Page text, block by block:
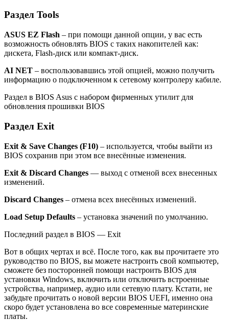
Раздел Tools
ASUS EZ Flash – при помощи данной опции, у вас есть
возможность обновлять BIOS с таких накопителей как:
дискета, Flash-диск или компакт-диск.
AI NET – воспользовавшись этой опцией, можно получить
информацию о подключенном к сетевому контролеру кабиле.
Раздел в BIOS Asus с набором фирменных утилит для
обновления прошивки BIOS
Раздел Exit
Exit & Save Changes (F10) – используется, чтобы выйти из
BIOS сохранив при этом все внесённые изменения.
Exit & Discard Changes — выход с отменой всех внесенных
изменений.
Discard Changes – отмена всех внесённых изменений.
Load Setup Defaults – установка значений по умолчанию.
Последний раздел в BIOS — Exit
Вот в общих чертах и всё. После того, как вы прочитаете это
руководство по BIOS, вы можете настроить свой компьютер,
сможете без посторонней помощи настроить BIOS для
установки Windows, включить или отключить встроенные
устройства, например, аудио или сетевую плату. Кстати, не
забудьте прочитать о новой версии BIOS UEFI, именно она
скоро будет установлена во все современные материнские
платы.